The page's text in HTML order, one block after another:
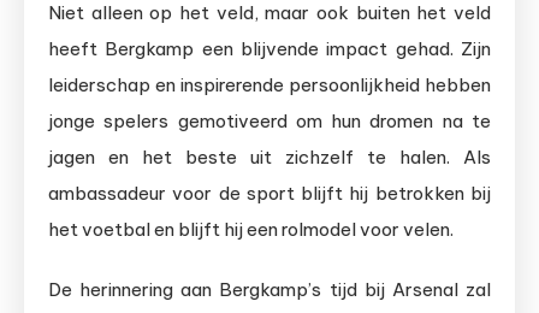
Niet alleen op het veld, maar ook buiten het veld
heeft Bergkamp een blijvende impact gehad. Zijn
leiderschap en inspirerende persoonlijkheid hebben
jonge spelers gemotiveerd om hun dromen na te
jagen en het beste uit zichzelf te halen. Als
ambassadeur voor de sport blijft hij betrokken bij
het voetbal en blijft hij een rolmodel voor velen.
De herinnering aan Bergkamp’s tijd bij Arsenal zal